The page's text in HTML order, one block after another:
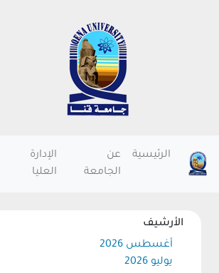
الرئيسية
عن
الجامعة
الإدارة
العليا
الأرشيف
أغسطس 2026
يوليو 2026